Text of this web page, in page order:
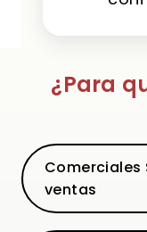
¿Para
Comerciales
ventas